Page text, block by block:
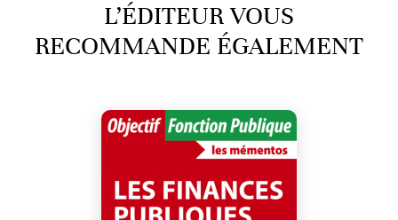
L’ÉDITEUR VOUS
RECOMMANDE ÉGALEMENT